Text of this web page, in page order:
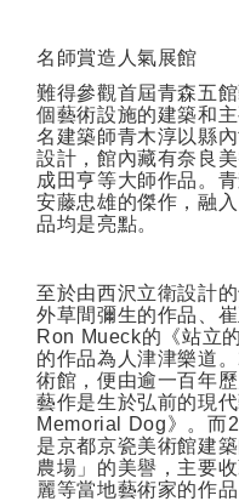
名師賞造人氣展館
難得參觀首屆青森五
個藝術設施的建築和
名建築師青木淳以縣
設計，館內藏有奈良
成田亨等大師作品。
安藤忠雄的傑作，融
品均是亮點。
至於由西沢立衛設計
外草間彌生的作品、
Ron Mueck的《站立
的作品為人津津樂道。
術館，便由逾一百年
藝作是生於弘前的現
Memorial Dog》。而
是京都京瓷美術館建
農場」的美譽，主要
麗等當地藝術家的作